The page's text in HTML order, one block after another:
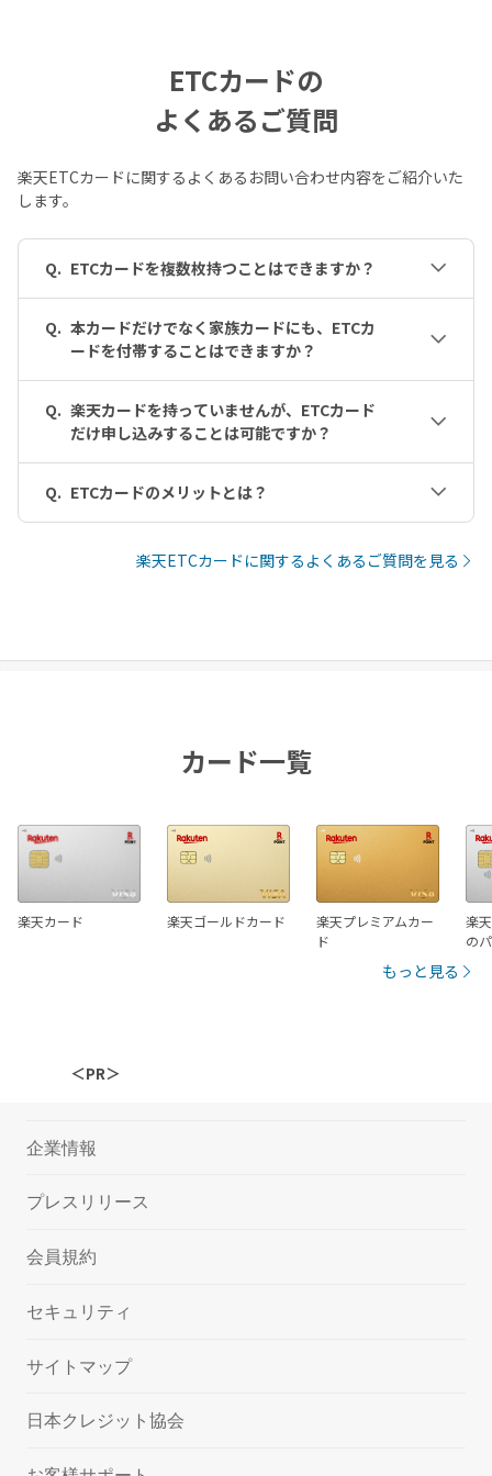
ETCカードの
よくあるご質問
楽天ETCカードに関するよくあるお問い合わせ内容をご紹介いた
します。
Q. ETCカードを複数枚持つことはできますか？
Q. 本カードだけでなく家族カードにも、ETCカ
ードを付帯することはできますか？
Q. 楽天カードを持っていませんが、ETCカード
だけ申し込みすることは可能ですか？
Q. ETCカードのメリットとは？
楽天ETCカードに関するよくあるご質問を見る
カード一覧
楽天カード 楽天ゴールドカード
楽天プレミアムカー
ド
楽
の
もっと見る
＜PR＞
企業情報
プレスリリース
会員規約
セキュリティ
サイトマップ
日本クレジット協会